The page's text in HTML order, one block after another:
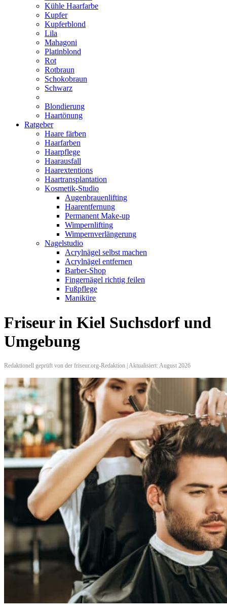
Kühle Haarfarbe
Kupfer
Kupferblond
Lila
Mahagoni
Platinblond
Rot
Rotbraun
Schokobraun
Schwarz
Blondierung
Haartönung
Ratgeber
Haare färben
Haarfarben
Haarpflege
Haarausfall
Haarextentions
Haartransplantation
Kosmetik-Studio
Augenbrauenlifting
Haarentfernung
Permanent Make-up
Wimpernlifting
Wimpernverlängerung
Nagelstudio
Acrylnägel selbst machen
Acrylnägel entfernen
Barber-Shop
Fingernägel richtig feilen
Fußpflege
Maniküre
Friseur in Kiel Suchsdorf und
Umgebung
Redaktionell geprüft von der friseur.org-Redaktion | Aktualisiert: August 2026